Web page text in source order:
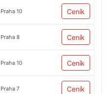
Praha 10 Ceník
Praha 8 Ceník
Praha 10 Ceník
Praha 7 Ceník